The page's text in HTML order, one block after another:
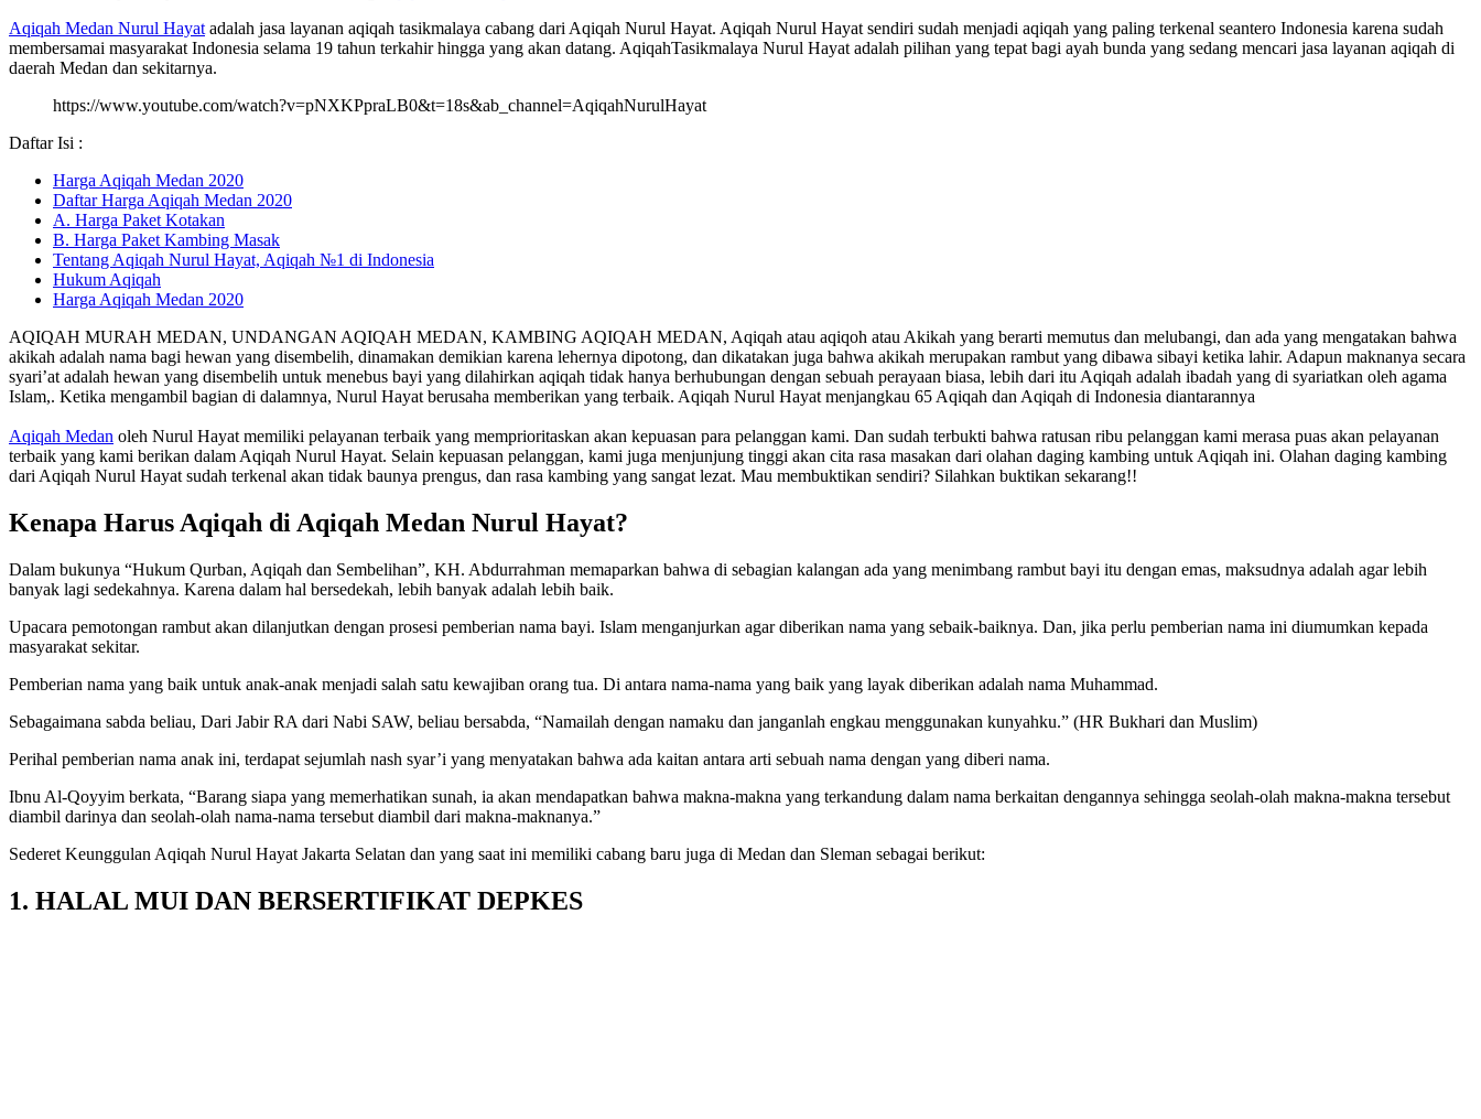
Aqiqah Medan Nurul Hayat adalah jasa layanan aqiqah tasikmalaya cabang dari Aqiqah Nurul Hayat. Aqiqah Nurul Hayat sendiri sudah menjadi aqiqah yang paling terkenal seantero Indonesia karena sudah
membersamai masyarakat Indonesia selama 19 tahun terkahir hingga yang akan datang. AqiqahTasikmalaya Nurul Hayat adalah pilihan yang tepat bagi ayah bunda yang sedang mencari jasa layanan aqiqah di
daerah Medan dan sekitarnya.
https://www.youtube.com/watch?v=pNXKPpraLB0&t=18s&ab_channel=AqiqahNurulHayat
Daftar Isi :
Harga Aqiqah Medan 2020
Daftar Harga Aqiqah Medan 2020
A. Harga Paket Kotakan
B. Harga Paket Kambing Masak
Tentang Aqiqah Nurul Hayat, Aqiqah №1 di Indonesia
Hukum Aqiqah
Harga Aqiqah Medan 2020
AQIQAH MURAH MEDAN, UNDANGAN AQIQAH MEDAN, KAMBING AQIQAH MEDAN, Aqiqah atau aqiqoh atau Akikah yang berarti memutus dan melubangi, dan ada yang mengatakan bahwa
akikah adalah nama bagi hewan yang disembelih, dinamakan demikian karena lehernya dipotong, dan dikatakan juga bahwa akikah merupakan rambut yang dibawa sibayi ketika lahir. Adapun maknanya secara
syari’at adalah hewan yang disembelih untuk menebus bayi yang dilahirkan aqiqah tidak hanya berhubungan dengan sebuah perayaan biasa, lebih dari itu Aqiqah adalah ibadah yang di syariatkan oleh agama
Islam,. Ketika mengambil bagian di dalamnya, Nurul Hayat berusaha memberikan yang terbaik. Aqiqah Nurul Hayat menjangkau 65 Aqiqah dan Aqiqah di Indonesia diantarannya
Aqiqah Medan oleh Nurul Hayat memiliki pelayanan terbaik yang memprioritaskan akan kepuasan para pelanggan kami. Dan sudah terbukti bahwa ratusan ribu pelanggan kami merasa puas akan pelayanan
terbaik yang kami berikan dalam Aqiqah Nurul Hayat. Selain kepuasan pelanggan, kami juga menjunjung tinggi akan cita rasa masakan dari olahan daging kambing untuk Aqiqah ini. Olahan daging kambing
dari Aqiqah Nurul Hayat sudah terkenal akan tidak baunya prengus, dan rasa kambing yang sangat lezat. Mau membuktikan sendiri? Silahkan buktikan sekarang!!
Kenapa Harus Aqiqah di Aqiqah Medan Nurul Hayat?
Dalam bukunya “Hukum Qurban, Aqiqah dan Sembelihan”, KH. Abdurrahman memaparkan bahwa di sebagian kalangan ada yang menimbang rambut bayi itu dengan emas, maksudnya adalah agar lebih
banyak lagi sedekahnya. Karena dalam hal bersedekah, lebih banyak adalah lebih baik.
Upacara pemotongan rambut akan dilanjutkan dengan prosesi pemberian nama bayi. Islam menganjurkan agar diberikan nama yang sebaik-baiknya. Dan, jika perlu pemberian nama ini diumumkan kepada
masyarakat sekitar.
Pemberian nama yang baik untuk anak-anak menjadi salah satu kewajiban orang tua. Di antara nama-nama yang baik yang layak diberikan adalah nama Muhammad.
Sebagaimana sabda beliau, Dari Jabir RA dari Nabi SAW, beliau bersabda, “Namailah dengan namaku dan janganlah engkau menggunakan kunyahku.” (HR Bukhari dan Muslim)
Perihal pemberian nama anak ini, terdapat sejumlah nash syar’i yang menyatakan bahwa ada kaitan antara arti sebuah nama dengan yang diberi nama.
Ibnu Al-Qoyyim berkata, “Barang siapa yang memerhatikan sunah, ia akan mendapatkan bahwa makna-makna yang terkandung dalam nama berkaitan dengannya sehingga seolah-olah makna-makna tersebut
diambil darinya dan seolah-olah nama-nama tersebut diambil dari makna-maknanya.”
Sederet Keunggulan Aqiqah Nurul Hayat Jakarta Selatan dan yang saat ini memiliki cabang baru juga di Medan dan Sleman sebagai berikut:
1. HALAL MUI DAN BERSERTIFIKAT DEPKES